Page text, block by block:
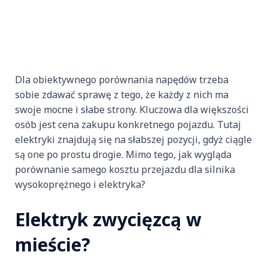
Dla obiektywnego porównania napędów trzeba
sobie zdawać sprawę z tego, że każdy z nich ma
swoje mocne i słabe strony. Kluczowa dla większości
osób jest cena zakupu konkretnego pojazdu. Tutaj
elektryki znajdują się na słabszej pozycji, gdyż ciągle
są one po prostu drogie. Mimo tego, jak wygląda
porównanie samego kosztu przejazdu dla silnika
wysokoprężnego i elektryka?
Elektryk zwycięzcą w
mieście?